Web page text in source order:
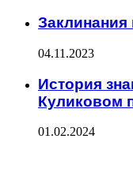
Заклинания
04.11.2023
История
Куликовом
01.02.2024